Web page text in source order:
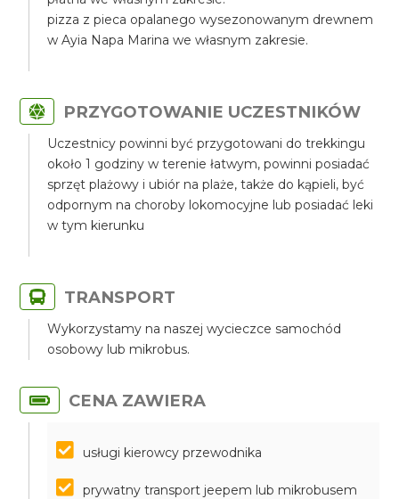
pizza z pieca opalanego wysezonowanym drewnem
w Ayia Napa Marina we własnym zakresie.
PRZYGOTOWANIE UCZESTNIKÓW
Uczestnicy powinni być przygotowani do trekkingu
około 1 godziny w terenie łatwym, powinni posiadać
sprzęt plażowy i ubiór na plaże, także do kąpieli, być
odpornym na choroby lokomocyjne lub posiadać leki
w tym kierunku
TRANSPORT
Wykorzystamy na naszej wycieczce samochód
osobowy lub mikrobus.
CENA ZAWIERA
usługi kierowcy przewodnika
prywatny transport jeepem lub mikrobusem